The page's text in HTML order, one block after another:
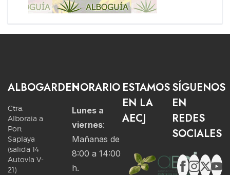
ALBOGARDEN
Ctra.
Alboraia a
Port
Saplaya
(salida 14
Autovía V-
21)
HORARIO
Lunes a
viernes:
Mañanas de
8:00 a 14:00
h.
ESTAMOS
EN LA
AECJ
SÍGUENOS
EN
REDES
SOCIALES